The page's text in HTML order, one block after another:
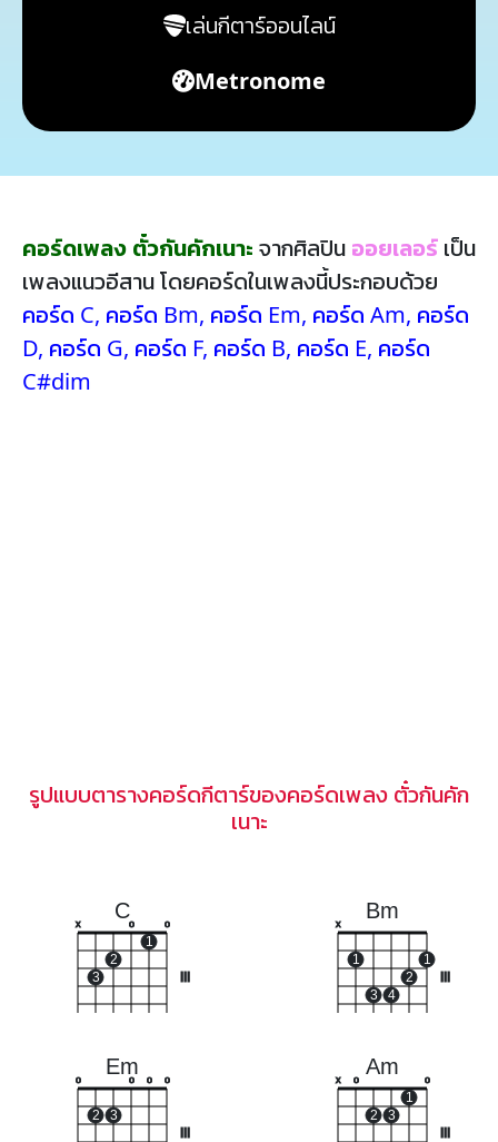
เล่นกีตาร์ออนไลน์
Metronome
คอร์ดเพลง ตั๋วกันคักเนาะ จากศิลปิน ออยเลอร์ เป็น
เพลงแนวอีสาน โดยคอร์ดในเพลงนี้ประกอบด้วย
คอร์ด C, คอร์ด Bm, คอร์ด Em, คอร์ด Am, คอร์ด
D, คอร์ด G, คอร์ด F, คอร์ด B, คอร์ด E, คอร์ด
C#dim
รูปแบบตารางคอร์ดกีตาร์ของคอร์ดเพลง ตั๋วกันคัก
เนาะ
C
x
3
2
o
1
o
Bm
x
1
3 4
2
1
Em
o
2 3
o o o
Am
x o
2 3
1
o